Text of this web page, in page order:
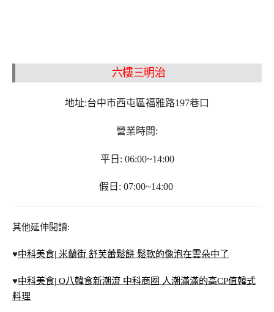
六樓三明治
地址:台中市西屯區福雅路197巷口
營業時間:
平日: 06:00~14:00
假日: 07:00~14:00
其他延伸閱讀:
♥中科美食| 米蘭街 舒芙蕾鬆餅 鬆軟的像泡在雲朵中了
♥中科美食| O八韓食新潮流 中科商圈 人潮滿滿的高CP值韓式
料理